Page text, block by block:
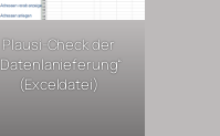
Plausi-Check der
„Datenlanieferung“
(Exceldatei)